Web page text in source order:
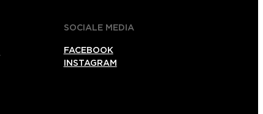
SOCIALE MEDIA
FACEBOOK
INSTAGRAM